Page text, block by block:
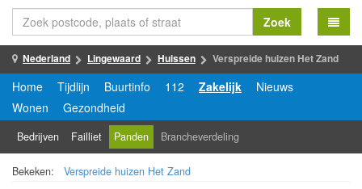
Zoek
Nederland Lingewaard Huissen Verspreide huizen Het Zand
Home Tijdlijn Buurtinfo 112 Zakelijk
Nieuws
Wonen
Gezondheid
Bedrijven Failliet Panden Brancheverdeling
Bekeken: Verspreide huizen Het Zand